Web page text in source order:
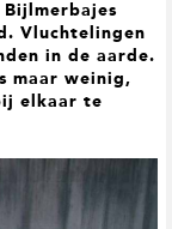
Vluchtelingen
in de aarde.
maar weinig,
elkaar te